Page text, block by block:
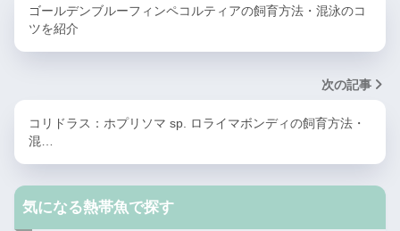
ゴールデンブルーフィンペコルティアの飼育方法・混泳のコ
ツを紹介
次の記事
コリドラス：ホプリソマ sp. ロライマボンディの飼育方法・
混…
気になる熱帯魚で探す